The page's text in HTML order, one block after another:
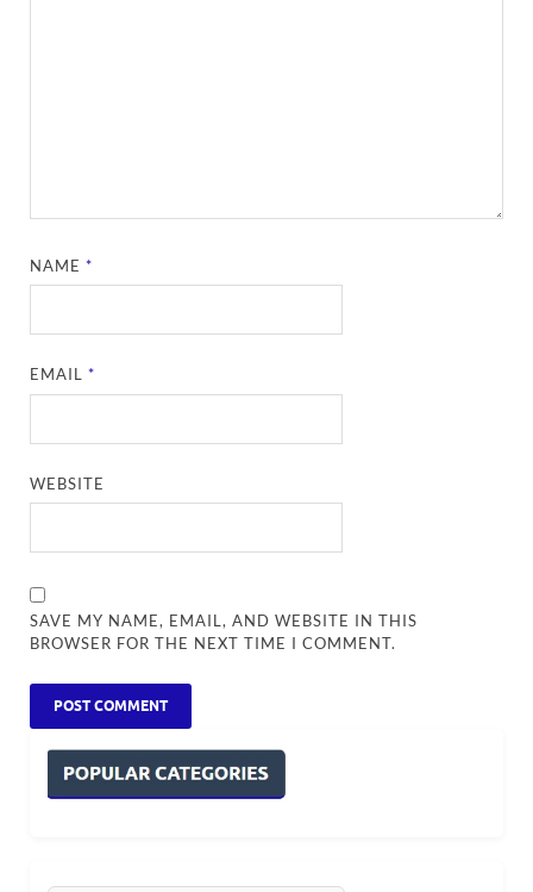
NAME*
EMAIL*
WEBSITE
SAVE MY NAME, EMAIL, AND WEBSITE IN THIS
BROWSER FOR THE NEXT TIME I COMMENT.